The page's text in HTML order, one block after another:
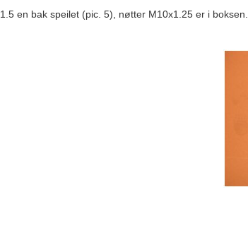
1.5 en bak speilet (pic. 5), nøtter M10x1.25 er i boksen.